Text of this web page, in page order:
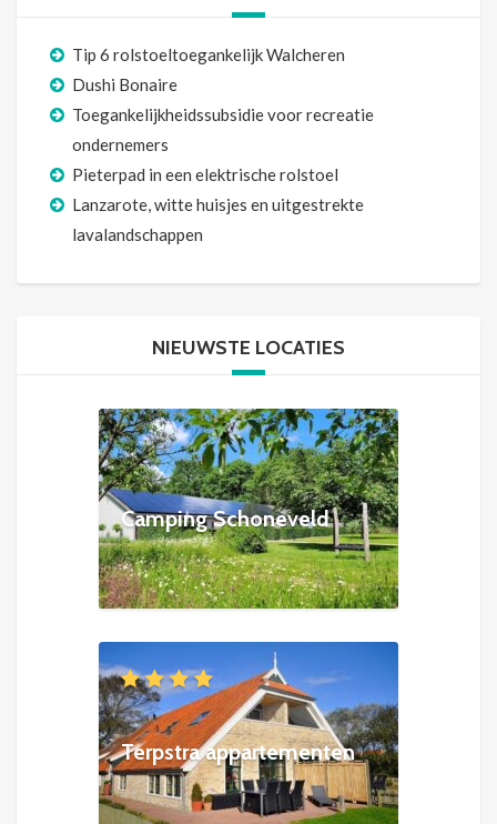
Tip 6 rolstoeltoegankelijk Walcheren
Dushi Bonaire
Toegankelijkheidssubsidie voor recreatie
ondernemers
Pieterpad in een elektrische rolstoel
Lanzarote, witte huisjes en uitgestrekte
lavalandschappen
NIEUWSTE LOCATIES
Camping Schoneveld
Terpstra appartementen